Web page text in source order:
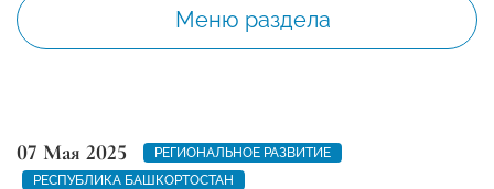
Меню раздела
07 Мая 2025
РЕГИОНАЛЬНОЕ РАЗВИТИЕ
РЕСПУБЛИКА БАШКОРТОСТАН